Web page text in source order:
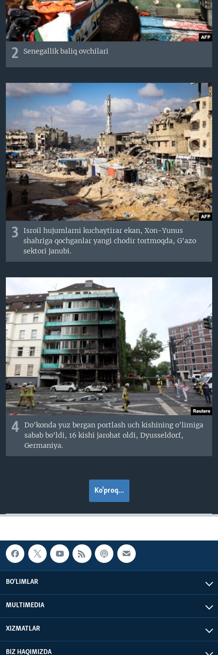
2 Senegallik baliq ovchilari
3
Isroil hujumlarni kuchaytirar ekan, Xon-Yunus
shahriga qochganlar yangi chodir tortmoqda, G'azo
sektori janubi.
4
Do'konda yuz bergan portlash uch kishining o'limiga
sabab bo'ldi, 16 kishi jarohat oldi, Dyusseldorf,
Germaniya.
Ko'proq...
BO'LIMLAR
MULTIMEDIA
XIZMATLAR
BIZ HAQIMIZDA